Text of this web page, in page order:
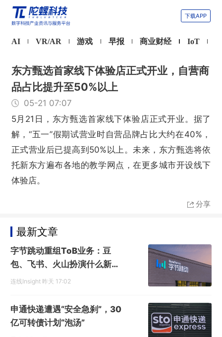
下载APP
AI VR/AR 游戏 早报 商业财经 IoT
东方甄选首家线下体验店正式开业，自营商
品占比提升至50%以上
05-21 07:07
5月21日，东方甄选首家线下体验店正式开业。据了
解，“五一”假期试营业时自营品牌占比大约在40%，
正式营业后已提高到50%以上。未来，东方甄选将依
托新东方遍布各地的教学网点，在更多城市开设线下
体验店。
分享
最新文章
字节跳动重组ToB业务：豆
包、飞书、火山扮演什么新角
色？
连线Insight 昨天 17:02
申通快递遭遇“安全急刹”，30
亿可转债计划“泡汤”